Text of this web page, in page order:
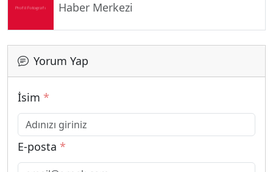
Haber Merkezi
Yorum Yap
İsim *
E-posta *